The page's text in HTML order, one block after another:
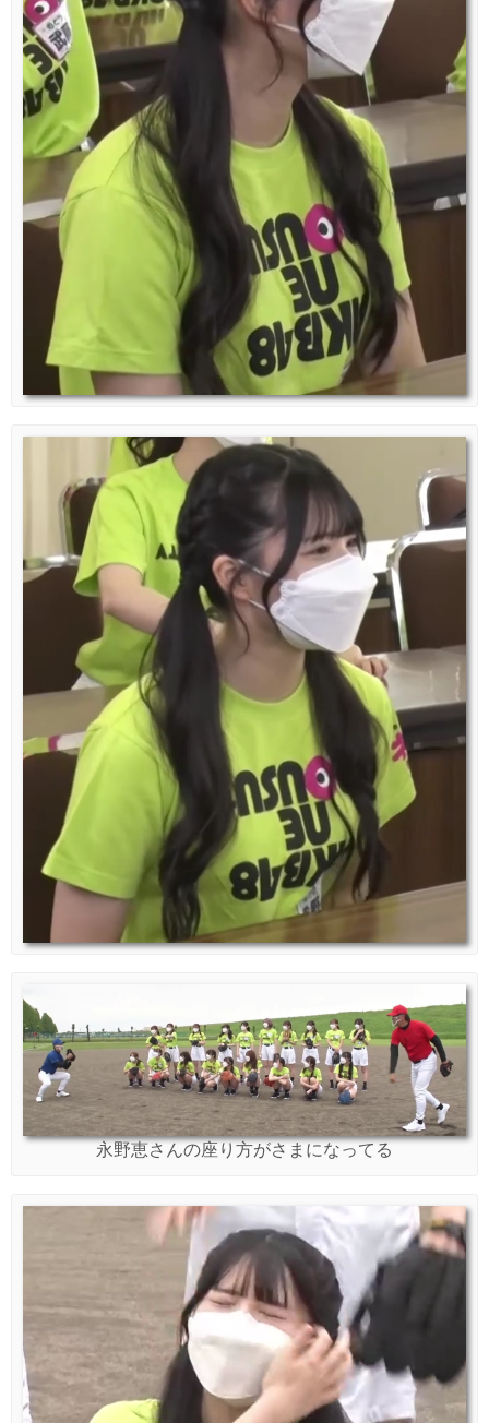
永野恵さんの座り方がさまになってる